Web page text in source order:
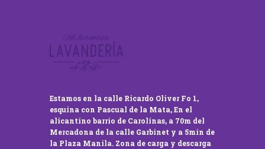
Estamos en la calle Ricardo Oliver Fo 1,
esquina con Pascual de la Mata, En el
alicantino barrio de Carolinas, a 70m del
Mercadona de la calle Garbinet y a 5min de
la Plaza Manila. Zona de carga y descarga